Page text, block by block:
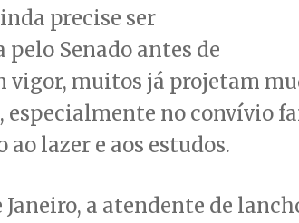
precise ser
pelo Senado antes de
vigor, muitos já projetam
especialmente no convívio
ao lazer e aos estudos.
Janeiro, a atendente de